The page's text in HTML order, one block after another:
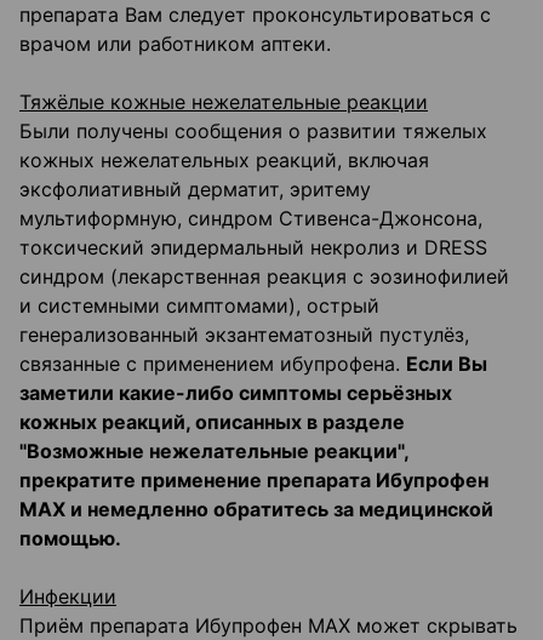
препарата Вам следует проконсультироваться с
врачом или работником аптеки.
Тяжёлые кожные нежелательные реакции
Были получены сообщения о развитии тяжелых
кожных нежелательных реакций, включая
эксфолиативный дерматит, эритему
мультиформную, синдром Стивенса-Джонсона,
токсический эпидермальный некролиз и DRESS
синдром (лекарственная реакция с эозинофилией
и системными симптомами), острый
генерализованный экзантематозный пустулёз,
связанные с применением ибупрофена. Если Вы
заметили какие-либо симптомы серьёзных
кожных реакций, описанных в разделе
"Возможные нежелательные реакции",
прекратите применение препарата Ибупрофен
МАХ и немедленно обратитесь за медицинской
помощью.
Инфекции
Приём препарата Ибупрофен МАХ может скрывать